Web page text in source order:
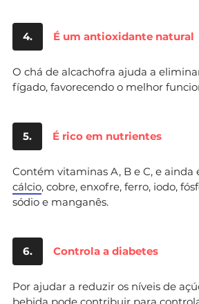
4. É um antioxidante natural
O chá de alcachofra ajuda a
fígado, favorecendo o melhor
5. É rico em nutrientes
Contém vitaminas A, B e C, e
cálcio, cobre, enxofre, ferro, iodo,
sódio e manganês.
6. Controla a diabetes
Por ajudar a reduzir os níveis de
bebida pode contribuir para